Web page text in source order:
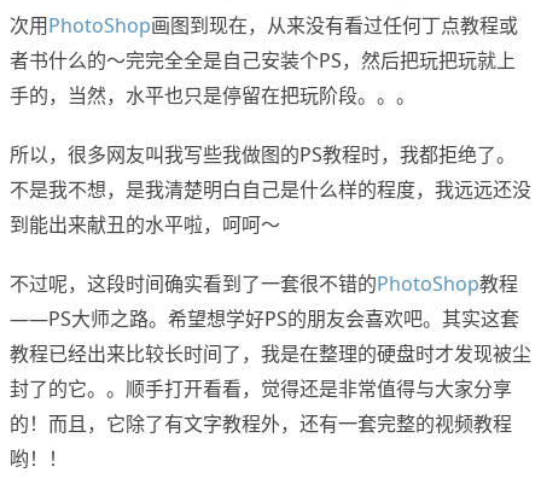
次用PhotoShop画图到现在，从来没有看过任何丁点教程或
者书什么的～完完全全是自己安装个PS，然后把玩把玩就上
手的，当然，水平也只是停留在把玩阶段。。。
所以，很多网友叫我写些我做图的PS教程时，我都拒绝了。
不是我不想，是我清楚明白自己是什么样的程度，我远远还没
到能出来献丑的水平啦，呵呵～
不过呢，这段时间确实看到了一套很不错的PhotoShop教程
——PS大师之路。希望想学好PS的朋友会喜欢吧。其实这套
教程已经出来比较长时间了，我是在整理的硬盘时才发现被尘
封了的它。。顺手打开看看，觉得还是非常值得与大家分享
的！而且，它除了有文字教程外，还有一套完整的视频教程
哟！！